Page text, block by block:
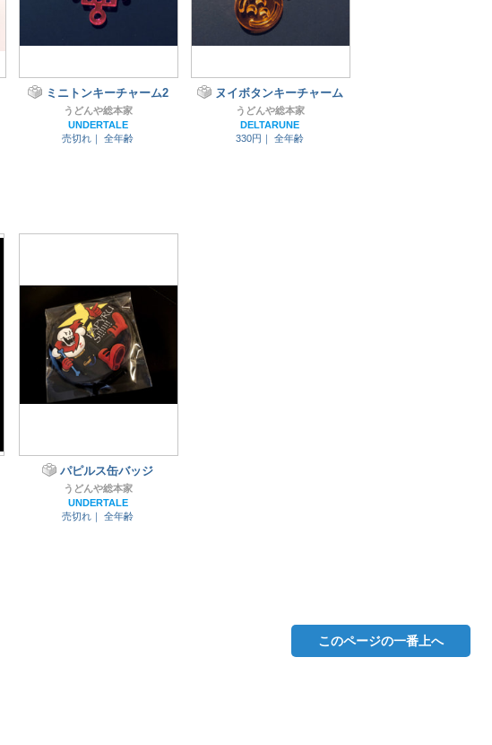
ミニトンキーチャーム2
うどんや総本家
UNDERTALE
売切れ｜
全年齢
ヌイボタンキーチャーム
うどんや総本家
DELTARUNE
330円｜
全年齢
パピルス缶バッジ
うどんや総本家
UNDERTALE
売切れ｜
全年齢
このページの一番上へ